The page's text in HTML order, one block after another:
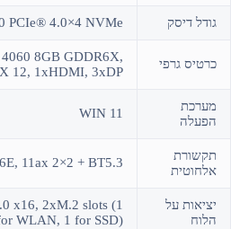
גודל דיסק PCIe® 4.0×4 NVMe
כרטיס גרפי
8GB GDDR6X,
12, 1xHDMI, 3xDP
מערכת
הפעלה
WIN 11
תקשורת
אלחוטית
11ax 2×2 + BT5.3
יציאות על
הלוח
x16, 2xM.2 slots (1
WLAN, 1 for SSD)